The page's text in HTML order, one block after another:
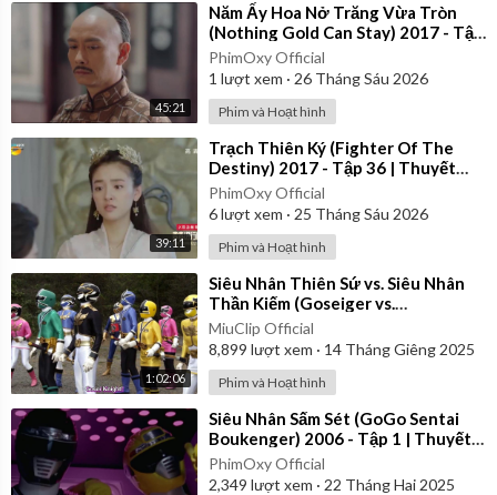
45:21
⁣Năm Ấy Hoa Nở Trăng Vừa Tròn
(Nothing Gold Can Stay) 2017 - Tập
39 | Thuyết Minh
PhimOxy Official
1 lượt xem · 26 Tháng Sáu 2026
Phim và Hoạt hình
39:11
⁣Trạch Thiên Ký (Fighter Of The
Destiny) 2017 - Tập 36 | Thuyết
Minh
PhimOxy Official
6lượt xem · 25 Tháng Sáu 2026
Phim và Hoạt hình
1:02:06
⁣Siêu Nhân Thiên Sứ vs. Siêu Nhân
Thần Kiếm (Goseiger vs.
Shinkenger) | Vietsub
MiuClip Official
8,899 lượt xem · 14 Tháng Giêng 2025
Phim và Hoạt hình
⁣Siêu Nhân Sấm Sét (GoGo Sentai
Boukenger) 2006 - Tập 1 | Thuyết
Minh
PhimOxy Official
2,349 lượt xem · 22 Tháng Hai 2025